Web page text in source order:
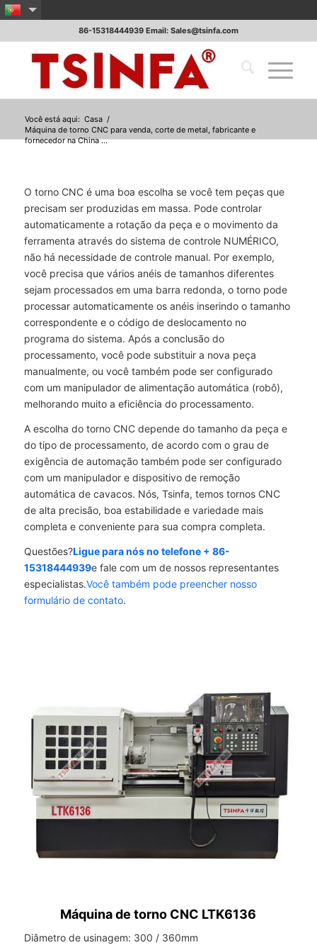
86-15318444939 Email: Sales@tsinfa.com
Você está aqui: Casa /
Máquina de torno CNC para venda, corte de metal, fabricante e
fornecedor na China ...
O torno CNC é uma boa escolha se você tem peças que
precisam ser produzidas em massa. Pode controlar
automaticamente a rotação da peça e o movimento da
ferramenta através do sistema de controle NUMÉRICO,
não há necessidade de controle manual. Por exemplo,
você precisa que vários anéis de tamanhos diferentes
sejam processados em uma barra redonda, o torno pode
processar automaticamente os anéis inserindo o tamanho
correspondente e o código de deslocamento no
programa do sistema. Após a conclusão do
processamento, você pode substituir a nova peça
manualmente, ou você também pode ser configurado
com um manipulador de alimentação automática (robô),
melhorando muito a eficiência do processamento.
A escolha do torno CNC depende do tamanho da peça e
do tipo de processamento, de acordo com o grau de
exigência de automação também pode ser configurado
com um manipulador e dispositivo de remoção
automática de cavacos. Nós, Tsinfa, temos tornos CNC
de alta precisão, boa estabilidade e variedade mais
completa e conveniente para sua compra completa.
Questões?Ligue para nós no telefone + 86-
15318444939e fale com um de nossos representantes
especialistas.Você também pode preencher nosso
formulário de contato.
Máquina de torno CNC LTK6136
Diâmetro de usinagem: 300 / 360mm